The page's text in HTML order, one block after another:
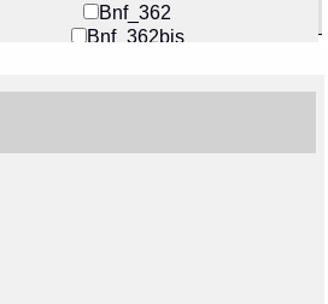
Bnf_362
Bnf_362bis
Docs_México